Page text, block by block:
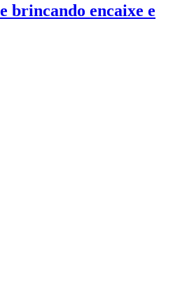
brincando encaixe e